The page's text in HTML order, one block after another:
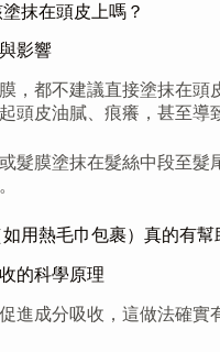
抹在頭皮上嗎？
影響
，都不建議直接塗抹在
頭皮油膩、痕癢，甚至導
髮膜塗抹在髮絲中段至
用熱毛巾包裹）真的有幫
的科學原理
進成分吸收，這做法確實